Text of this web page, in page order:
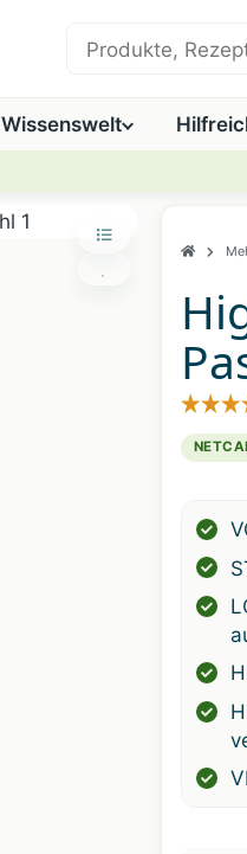
Shop durchsuchen
Wissenswelt